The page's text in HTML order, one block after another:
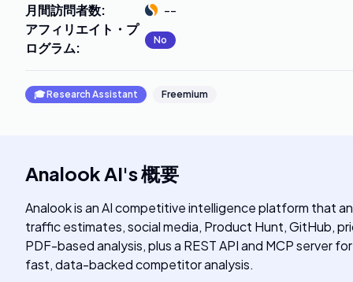
月間訪問者数:
--
アフィリエイト・プ
ログラム: No
🎓Research Assistant Freemium
Analook AI's概要
Analook is an AI competitive intelligence platform that
traffic estimates, social media, Product Hunt, GitHub,
PDF-based analysis, plus a REST API and MCP server
fast, data-backed competitor analysis.